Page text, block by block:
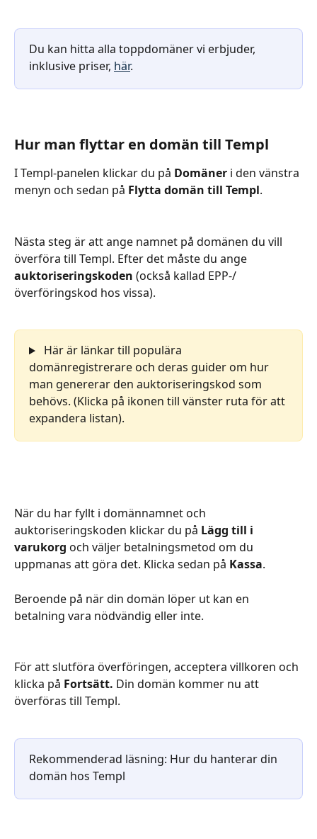
Du kan hitta alla toppdomäner vi erbjuder,
inklusive priser, här.
Hur man flyttar en domän till Templ
I Templ-panelen klickar du på Domäner i den vänstra
menyn och sedan på Flytta domän till Templ.
Nästa steg är att ange namnet på domänen du vill
överföra till Templ. Efter det måste du ange
auktoriseringskoden (också kallad EPP-/
överföringskod hos vissa).
Här är länkar till populära
domänregistrerare och deras guider om hur
man genererar den auktoriseringskod som
behövs. (Klicka på ikonen till vänster ruta för att
expandera listan).
När du har fyllt i domännamnet och
auktoriseringskoden klickar du på Lägg till i
varukorg och väljer betalningsmetod om du
uppmanas att göra det. Klicka sedan på Kassa.
Beroende på när din domän löper ut kan en
betalning vara nödvändig eller inte.
För att slutföra överföringen, acceptera villkoren och
klicka på Fortsätt. Din domän kommer nu att
överföras till Templ.
Rekommenderad läsning: Hur du hanterar din
domän hos Templ